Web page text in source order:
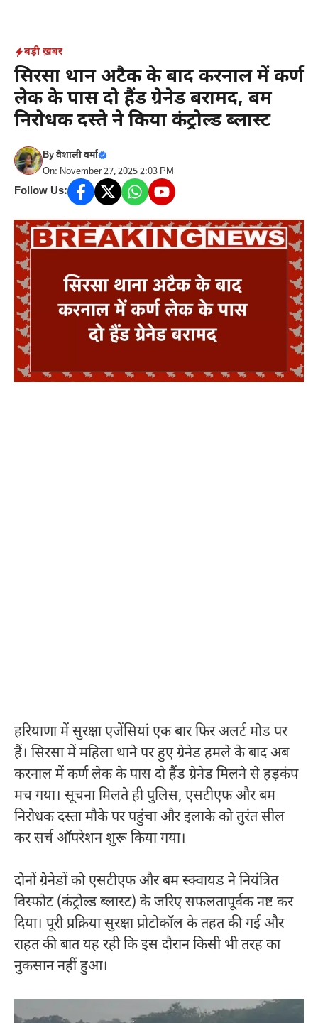
content
बड़ी ख़बर
सिरसा थान अटैक के बाद करनाल में कर्ण
लेक के पास दो हैंड ग्रेनेड बरामद, बम
निरोधक दस्ते ने किया कंट्रोल्ड ब्लास्ट
Byवैशाली वर्मा
On: November 27, 2025 2:03 PM
Follow Us:
हरियाणा में सुरक्षा एजेंसियां एक बार फिर अलर्ट मोड पर
हैं। सिरसा में महिला थाने पर हुए ग्रेनेड हमले के बाद अब
करनाल में कर्ण लेक के पास दो हैंड ग्रेनेड मिलने से हड़कंप
मच गया। सूचना मिलते ही पुलिस, एसटीएफ और बम
निरोधक दस्ता मौके पर पहुंचा और इलाके को तुरंत सील
कर सर्च ऑपरेशन शुरू किया गया।
दोनों ग्रेनेडों को एसटीएफ और बम स्क्वायड ने नियंत्रित
विस्फोट (कंट्रोल्ड ब्लास्ट) के जरिए सफलतापूर्वक नष्ट कर
दिया। पूरी प्रक्रिया सुरक्षा प्रोटोकॉल के तहत की गई और
राहत की बात यह रही कि इस दौरान किसी भी तरह का
नुकसान नहीं हुआ।